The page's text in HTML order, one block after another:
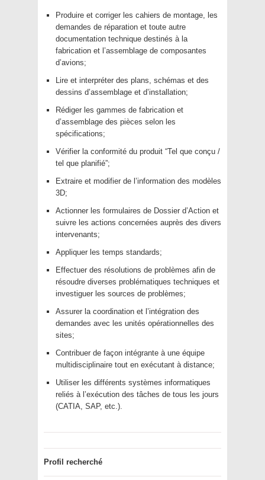
Produire et corriger les cahiers de montage, les
demandes de réparation et toute autre
documentation technique destinés à la
fabrication et l’assemblage de composantes
d’avions;
Lire et interpréter des plans, schémas et des
dessins d’assemblage et d’installation;
Rédiger les gammes de fabrication et
d’assemblage des pièces selon les
spécifications;
Vérifier la conformité du produit “Tel que conçu /
tel que planifié”;
Extraire et modifier de l’information des modèles
3D;
Actionner les formulaires de Dossier d’Action et
suivre les actions concernées auprès des divers
intervenants;
Appliquer les temps standards;
Effectuer des résolutions de problèmes afin de
résoudre diverses problématiques techniques et
investiguer les sources de problèmes;
Assurer la coordination et l’intégration des
demandes avec les unités opérationnelles des
sites;
Contribuer de façon intégrante à une équipe
multidisciplinaire tout en exécutant à distance;
Utiliser les différents systèmes informatiques
reliés à l’exécution des tâches de tous les jours
(CATIA, SAP, etc.).
Profil recherché